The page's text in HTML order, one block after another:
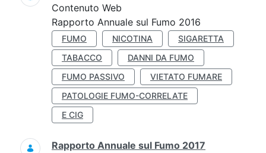
Contenuto Web
Rapporto Annuale sul Fumo 2016
FUMO NICOTINA
SIGARETTA
TABACCO
DANNI DA FUMO
FUMO PASSIVO
VIETATO FUMARE
PATOLOGIE FUMO-CORRELATE
E CIG
Rapporto Annuale sul Fumo 2017